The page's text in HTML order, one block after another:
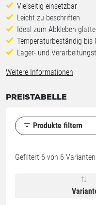
Vielseitig einsetzbar
Leicht zu beschriften
Ideal zum Abkleben
Temperaturbeständig bis
Lager- und
Weitere Informationen
PREISTABELLE
Produkte filtern
Gefiltert 6 von 6 Varianten